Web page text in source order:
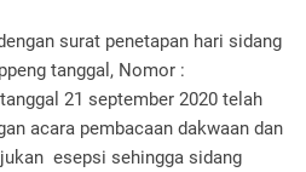
surat penetapan hari sidang
tanggal, Nomor :
21 september 2020 telah
acara pembacaan dakwaan dan
esepsi sehingga sidang